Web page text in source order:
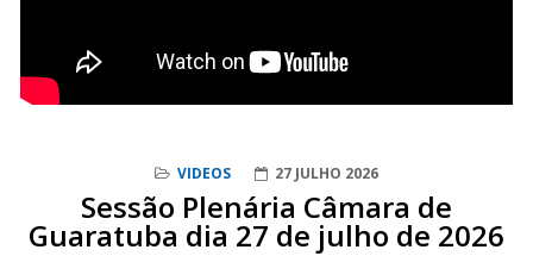
VIDEOS 27 JULHO 2026
Sessão Plenária Câmara de
Guaratuba dia 27 de julho de 2026